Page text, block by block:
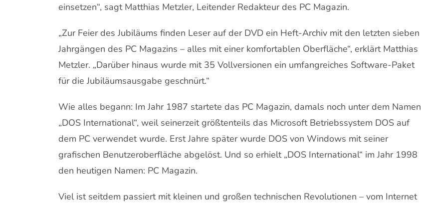
einsetzen“, sagt Matthias Metzler, Leitender Redakteur des PC Magazin.
„Zur Feier des Jubiläums finden Leser auf der DVD ein Heft-Archiv mit den letzten sieben
Jahrgängen des PC Magazins – alles mit einer komfortablen Oberfläche“, erklärt Matthias
Metzler. „Darüber hinaus wurde mit 35 Vollversionen ein umfangreiches Software-Paket
für die Jubiläumsausgabe geschnürt.“
Wie alles begann: Im Jahr 1987 startete das PC Magazin, damals noch unter dem Namen
„DOS International“, weil seinerzeit größtenteils das Microsoft Betriebssystem DOS auf
dem PC verwendet wurde. Erst Jahre später wurde DOS von Windows mit seiner
grafischen Benutzeroberfläche abgelöst. Und so erhielt „DOS International“ im Jahr 1998
den heutigen Namen: PC Magazin.
Viel ist seitdem passiert mit kleinen und großen technischen Revolutionen – vom Internet